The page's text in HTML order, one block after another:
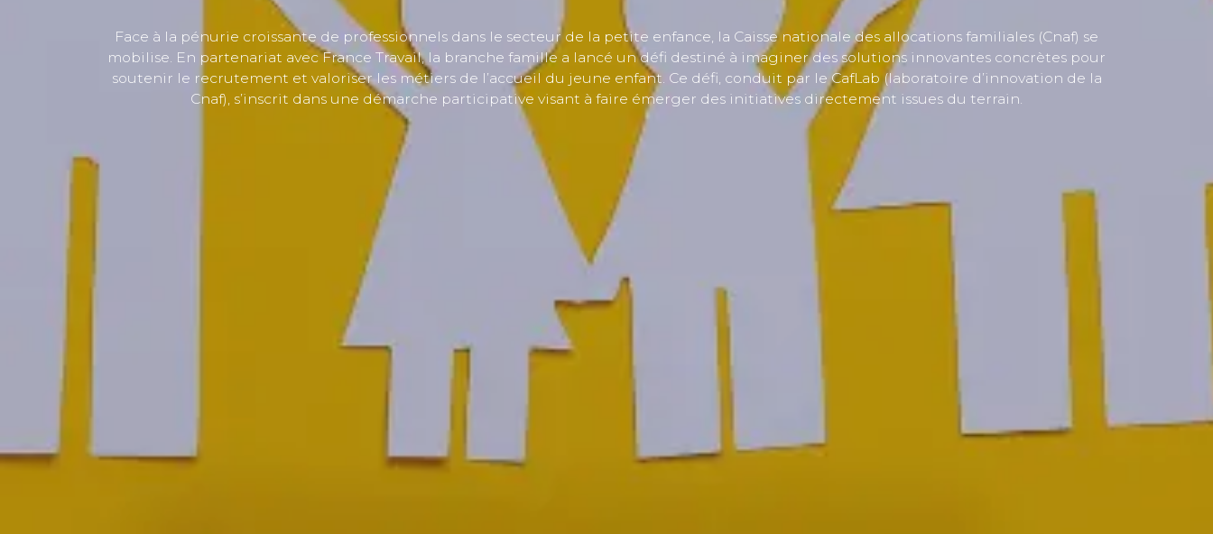
Face à la pénurie croissante de professionnels dans le secteur de la petite enfance, la Caisse nationale des allocations familiales (Cnaf) se
mobilise. En partenariat avec France Travail, la branche famille a lancé un défi destiné à imaginer des solutions innovantes concrètes pour
soutenir le recrutement et valoriser les métiers de l’accueil du jeune enfant. Ce défi, conduit par le CafLab (laboratoire d’innovation de la
Cnaf), s’inscrit dans une démarche participative visant à faire émerger des initiatives directement issues du terrain.